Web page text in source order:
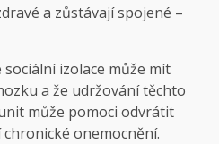
a zůstávají spojené –
izolace může mít
a že udržování těchto
může pomoci odvrátit
onemocnění.